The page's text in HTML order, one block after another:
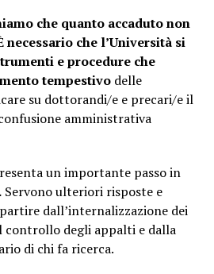
che quanto accaduto non
necessario che l’Università si
e procedure che
tempestivodelle
su dottorandi/e e precari/e il
amministrativa
un importante passo in
Servono ulteriori risposte e
dall’internalizzazione dei
controllo degli appalti e dalla
di chi fa ricerca.